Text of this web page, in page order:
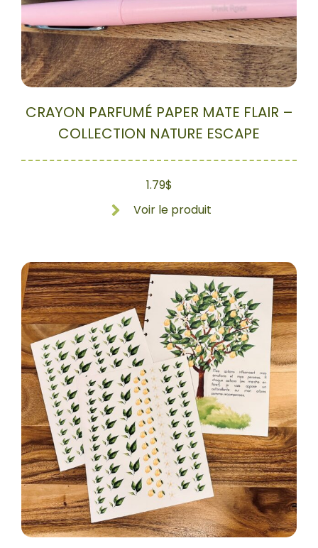
CRAYON PARFUMÉ PAPER MATE FLAIR –
COLLECTION NATURE ESCAPE
1.79$
Voir le produit